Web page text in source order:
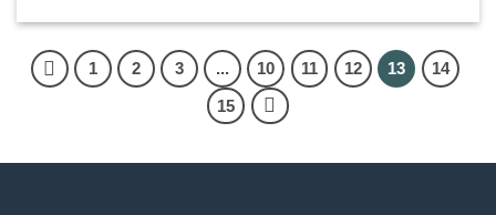
1 2 3 ... 10 11 12 13
14
15